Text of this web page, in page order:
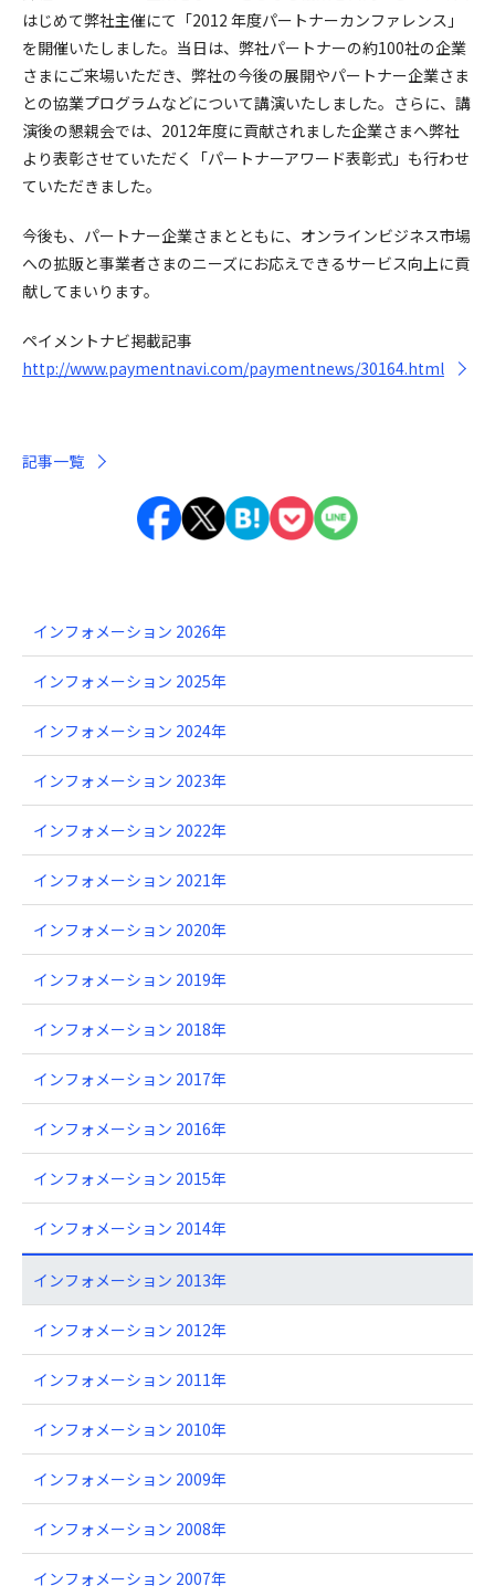
はじめて弊社主催にて「2012 年度パートナーカンファレンス」
を開催いたしました。当日は、弊社パートナーの約100社の企業
さまにご来場いただき、弊社の今後の展開やパートナー企業さま
との協業プログラムなどについて講演いたしました。さらに、講
演後の懇親会では、2012年度に貢献されました企業さまへ弊社
より表彰させていただく「パートナーアワード表彰式」も行わせ
ていただきました。
今後も、パートナー企業さまとともに、オンラインビジネス市場
への拡販と事業者さまのニーズにお応えできるサービス向上に貢
献してまいります。
ペイメントナビ掲載記事
http://www.paymentnavi.com/paymentnews/30164.html
記事一覧
インフォメーション 2026年
インフォメーション 2025年
インフォメーション 2024年
インフォメーション 2023年
インフォメーション 2022年
インフォメーション 2021年
インフォメーション 2020年
インフォメーション 2019年
インフォメーション 2018年
インフォメーション 2017年
インフォメーション 2016年
インフォメーション 2015年
インフォメーション 2014年
インフォメーション 2013年
インフォメーション 2012年
インフォメーション 2011年
インフォメーション 2010年
インフォメーション 2009年
インフォメーション 2008年
インフォメーション 2007年